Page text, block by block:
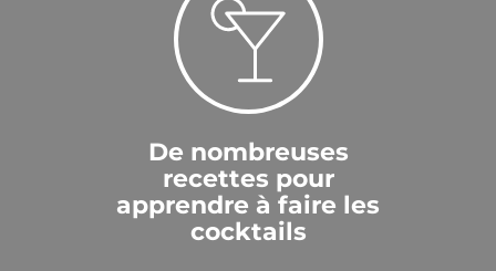
De nombreuses
recettes pour
apprendre à faire les
cocktails